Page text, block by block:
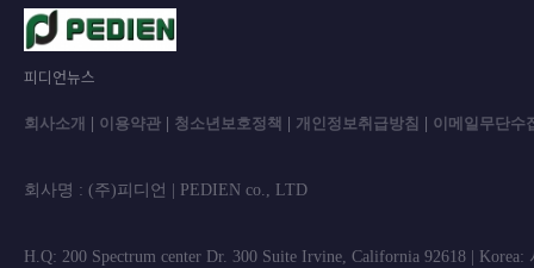
피디언뉴스
회사소개 | 이용약관 | 청소년보호정책 | 개인정보취급방침 | 이메일무단수
회사명 : (주)피디언 | PEDIEN co.,
H.Q: 200 Spectrum center Dr. 300 Suite Irvine, California 92618 | Korea: